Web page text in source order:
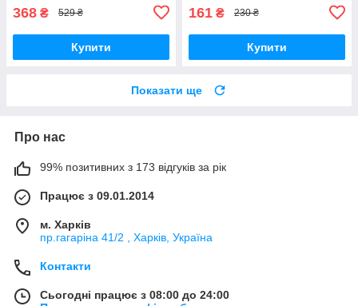
368 ₴ 529 ₴
Купити
161 ₴ 230 ₴
Купити
Показати ще
Про нас
99% позитивних з 173 відгуків за рік
Працює з 09.01.2014
м. Харків
пр.гагаріна 41/2 , Харків, Україна
Контакти
Сьогодні працює з 08:00 до 24:00